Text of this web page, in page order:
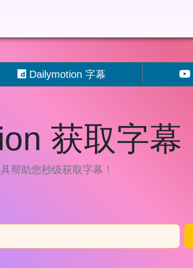
Dailymotion 字幕
获取字幕
帮助您秒级获取字幕！